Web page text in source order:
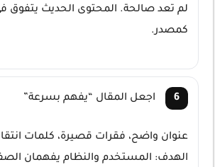
لم تعد صالحة. المحتوى الحديث يتفوق
كمصدر.
اجعل المقال “يفهم بسرعة”
عنوان واضح، فقرات قصيرة، كلمات
الهدف: المستخدم والنظام يفهمان